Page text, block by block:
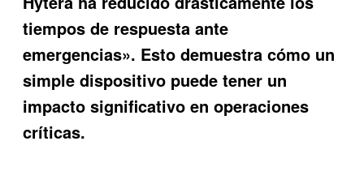
tiempos de respuesta ante
emergencias». Esto demuestra cómo un
simple dispositivo puede tener un
impacto significativo en operaciones
críticas.